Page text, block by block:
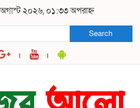
২০২৬, ০১:৩৩ অপরাহ্ন
Search